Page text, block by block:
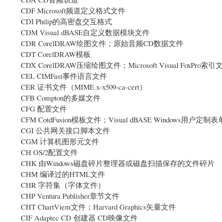
CDF Microsoft频道定义格式文件
CDI Philip的高密盘交互格式
CDM Visual dBASE自定义数据模块文件
CDR CorelDRAW绘图文件；原始音频CD数据文件
CDT CorelDRAW模板
CDX CorelDRAW压缩绘图文件；Microsoft Visual FoxPro索引
CEL CIMFast事件语言文件
CER 证书文件（MIME x-x509-ca-cert）
CFB Compton的多媒文件
CFG 配置文件
CFM CotdFusion模板文件；Visual dBASE Windows用户定制表
CGI 公共网关接口脚本文件
CGM 计算机图形元文件
CH OS/2配置文件
CHK 由Windows磁盘碎片整理器或磁盘扫描保存的文件碎片
CHM 编译过的HTML文件
CHR 字符集（字体文件）
CHP Ventura Publisher章节文件
CHT ChartViem文件；Harvard Graphics矢量文件
CIF Adaptec CD 创建器 CD映像文件